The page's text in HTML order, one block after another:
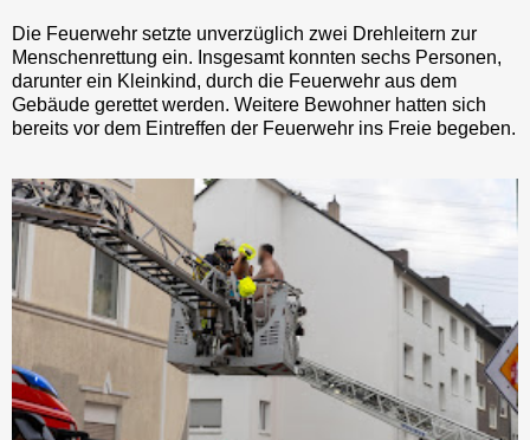
Die Feuerwehr setzte unverzüglich zwei Drehleitern zur
Menschenrettung ein. Insgesamt konnten sechs Personen,
darunter ein Kleinkind, durch die Feuerwehr aus dem
Gebäude gerettet werden. Weitere Bewohner hatten sich
bereits vor dem Eintreffen der Feuerwehr ins Freie begeben.